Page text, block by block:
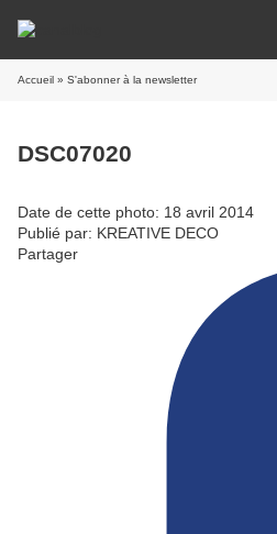
Accueil » S'abonner à la newsletter
DSC07020
Date de cette photo: 18 avril 2014
Publié par: KREATIVE DECO
Partager